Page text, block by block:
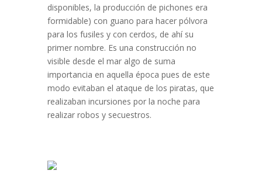
disponibles, la producción de pichones era
formidable) con guano para hacer pólvora
para los fusiles y con cerdos, de ahí su
primer nombre. Es una construcción no
visible desde el mar algo de suma
importancia en aquella época pues de este
modo evitaban el ataque de los piratas, que
realizaban incursiones por la noche para
realizar robos y secuestros.